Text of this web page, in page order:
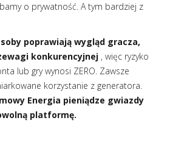
o prywatność. A tym bardziej z
poprawiają wygląd gracza,
konkurencyjnej , więc ryzyko
lub gry wynosi ZERO. Zawsze
korzystanie z generatora.
Energia pieniądze gwiazdy
platformę.